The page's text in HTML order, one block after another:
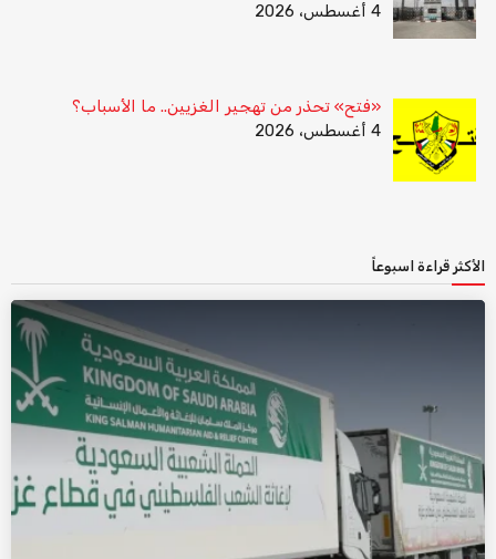
4 أغسطس، 2026
«فتح» تحذر من تهجير الغزيين.. ما الأسباب؟
4 أغسطس، 2026
الأكثر قراءة اسبوعاً